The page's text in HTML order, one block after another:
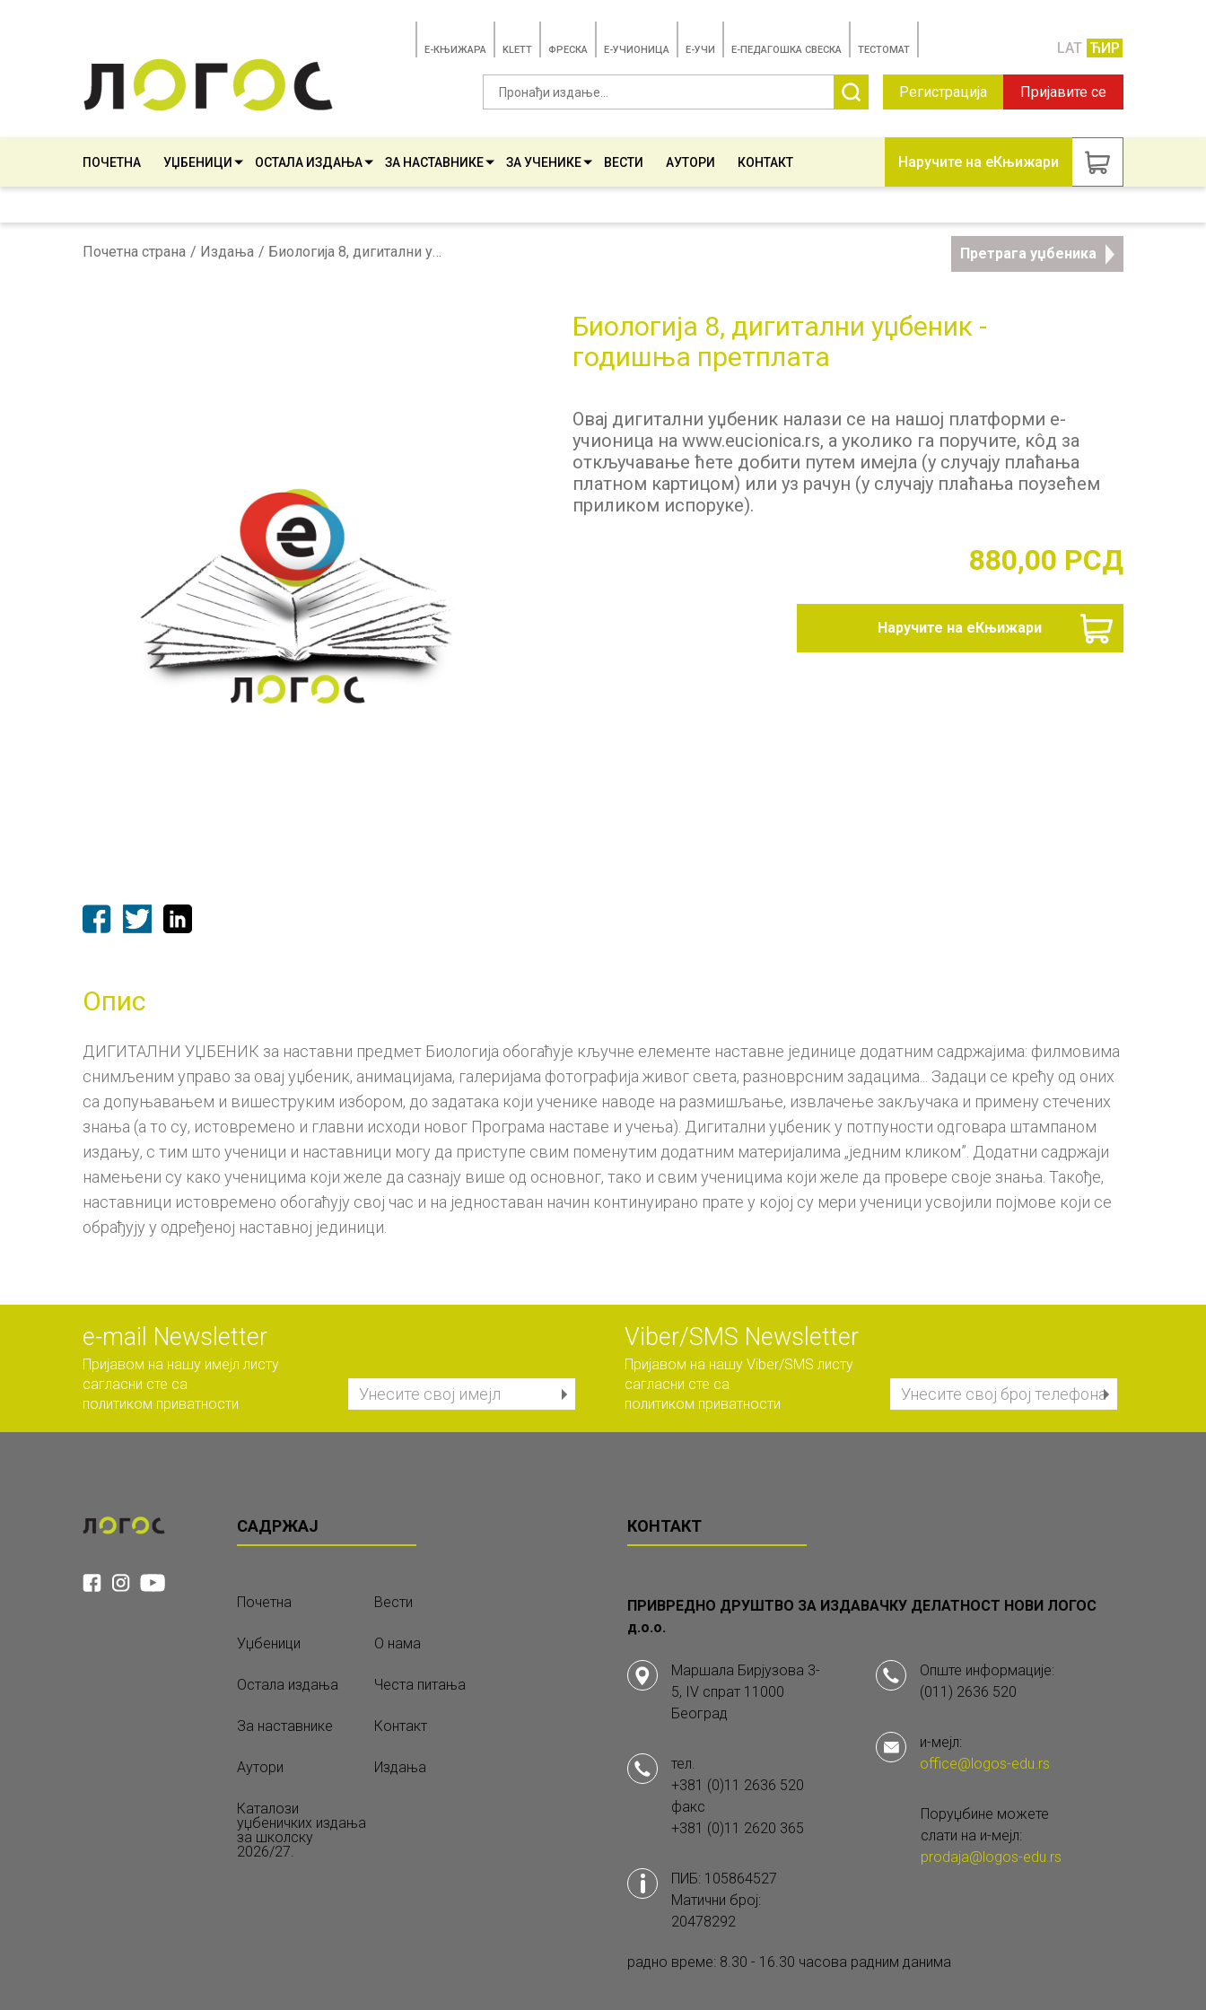
E-КЊИЖАРА KLETT ФРЕСКА E-УЧИОНИЦА E-УЧИ Е-ПЕДАГОШКА СВЕСКА TЕСТОМАТ LAT ЋИР
Регистрација Пријавите се
ПОЧЕТНА УЏБЕНИЦИ ОСТАЛА ИЗДАЊА ЗА НАСТАВНИКЕ ЗА УЧЕНИКЕ ВЕСТИ АУТОРИ КОНТАКТ Наручите на еКњижари
Почетна страна Издања Претрага уџбеника
Биологија 8, дигитални уџбеник -
годишња претплата
Овај дигитални уџбеник налази се на нашој платформи е-
учионица на www.eucionica.rs, а уколико га поручите, кôд за
откључавање ћете добити путем имејла (у случају плаћања
платном картицом) или уз рачун (у случају плаћања поузећем
приликом испоруке).
880,00 РСД
Наручите на еКњижари
Опис
ДИГИТАЛНИ УЏБЕНИК за наставни предмет Биологија обогаћује кључне елементе наставне јединице додатним садржајима: филмовима
снимљеним управо за овај уџбеник, анимацијама, галеријама фотографија живог света, разноврсним задацима... Задаци се крећу од оних
са допуњавањем и вишеструким избором, до задатака који ученике наводе на размишљање, извлачење закључака и примену стечених
знања (а то су, истовремено и главни исходи новог Програма наставе и учења). Дигитални уџбеник у потпуности одговара штампаном
издању, с тим што ученици и наставници могу да приступе свим поменутим додатним материјалима „једним кликом”. Додатни садржаји
намењени су како ученицима који желе да сазнају више од основног, тако и свим ученицима који желе да провере своје знања. Такође,
наставници истовремено обогаћују свој час и на једноставан начин континуирано прате у којој су мери ученици усвојили појмове који се
обрађују у одређеној наставној јединици.
е-mail Newsletter
Пријавом на нашу имејл листу
сагласни сте са
политиком приватности
Viber/SMS Newsletter
Пријавом на нашу Viber/SMS листу
сагласни сте са
политиком приватности
САДРЖАЈ
Почетна Вести
Уџбеници О нама
Остала издања Честа питања
За наставнике Контакт
Аутори Издања
Каталози
уџбеничких издања
за школску
2026/27.
КОНТАКТ
ПРИВРЕДНО ДРУШТВО ЗА ИЗДАВАЧКУ ДЕЛАТНОСТ НОВИ ЛОГОС
д.о.о.
Маршала Бирјузова 3-
5, IV спрат 11000
Београд
тел.
+381 (0)11 2636 520
факс
+381 (0)11 2620 365
ПИБ: 105864527
Матични број:
20478292
Опште информације:
(011) 2636 520
и-мејл:
office@logos-edu.rs
Поруџбине можете
слати на и-мејл:
prodaja@logos-edu.rs
радно време: 8.30 - 16.30 часова радним данима